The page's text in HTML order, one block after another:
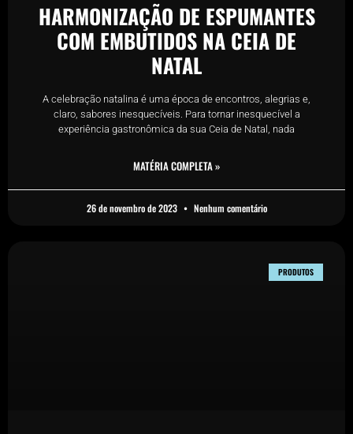
HARMONIZAÇÃO DE ESPUMANTES
COM EMBUTIDOS NA CEIA DE
NATAL
A celebração natalina é uma época de encontros, alegrias e,
claro, sabores inesquecíveis. Para tornar inesquecível a
experiência gastronômica da sua Ceia de Natal, nada
MATÉRIA COMPLETA »
26 de novembro de 2023 Nenhum comentário
PRODUTOS